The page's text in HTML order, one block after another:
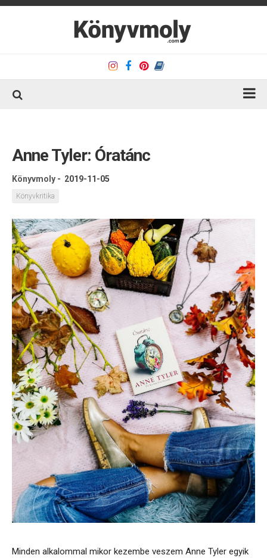
Könyvajánló
Kapcsolat
Könyveim
Rólam
Anne Tyler: Óratánc
Könyvmoly - 2019-11-05
Könyvkritika
Minden alkalommal mikor kezembe veszem Anne Tyler egyik